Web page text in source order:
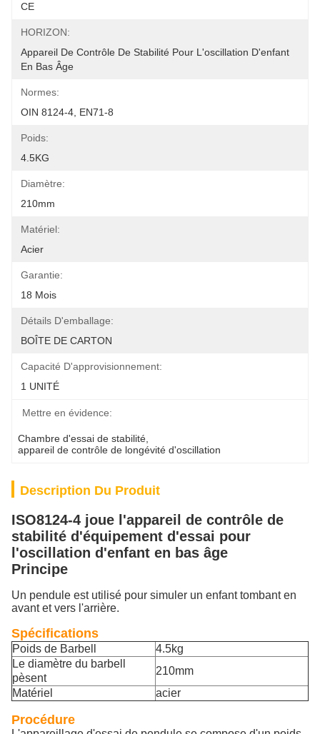
CE
HORIZON:
Appareil De Contrôle De Stabilité Pour L'oscillation D'enfant
En Bas Âge
Normes:
OIN 8124-4, EN71-8
Poids:
4.5KG
Diamètre:
210mm
Matériel:
Acier
Garantie:
18 Mois
Détails D'emballage:
BOÎTE DE CARTON
Capacité D'approvisionnement:
1 UNITÉ
Mettre en évidence:
Chambre d'essai de stabilité
appareil de contrôle de longévité d'oscillation
Description Du Produit
ISO8124-4 joue l'appareil de contrôle de
stabilité d'équipement d'essai pour
l'oscillation d'enfant en bas âge
Principe
Un pendule est utilisé pour simuler un enfant tombant en
avant et vers l'arrière.
Spécifications
Poids de Barbell
4.5kg
Le diamètre du barbell
pèsent
210mm
Matériel
acier
Procédure